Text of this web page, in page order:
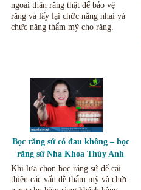
ngoài thân răng thật để bảo vệ
răng và lấy lại chức năng nhai và
chức năng thẩm mỹ cho răng.
Bọc răng sứ có đau không – bọc
răng sứ Nha Khoa Thùy Anh
Thái Nguyên.
Khi lựa chọn bọc răng sứ để cải
thiện các vấn đề thẩm mỹ và chức